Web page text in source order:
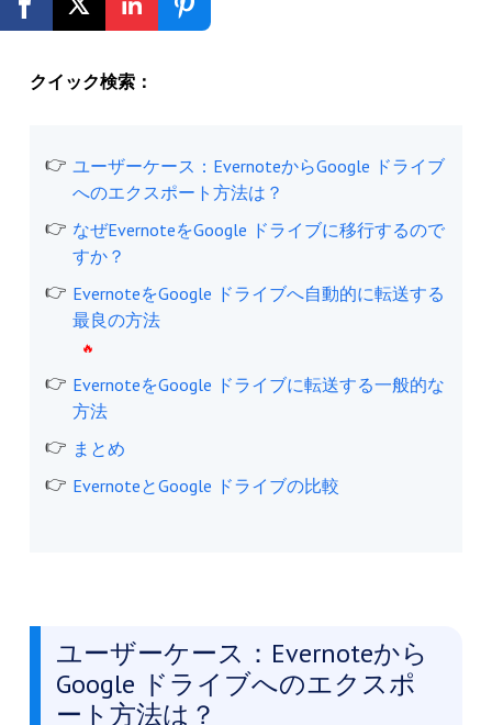
無料登録
クイック検索：
ユーザーケース：EvernoteからGoogle ドライブ
へのエクスポート方法は？
なぜEvernoteをGoogle ドライブに移行するので
すか？
EvernoteをGoogle ドライブへ自動的に転送する
最良の方法
EvernoteをGoogle ドライブに転送する一般的な
方法
まとめ
EvernoteとGoogle ドライブの比較
ユーザーケース：Evernoteから
Google ドライブへのエクスポ
ート方法は？